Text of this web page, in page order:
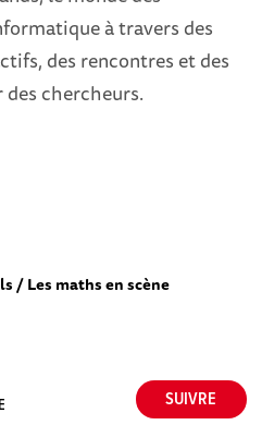
à travers des
des rencontres et des
chercheurs.
/ Les maths en scène